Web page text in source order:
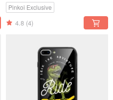
Pinkoi Exclusive
4.8 (4)